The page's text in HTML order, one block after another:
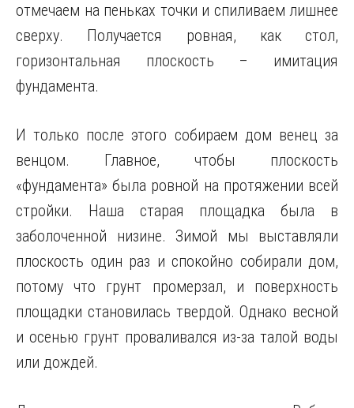
отмечаем на пеньках точки и спиливаем лишнее
сверху. Получается ровная, как стол,
горизонтальная плоскость – имитация
фундамента.
И только после этого собираем дом венец за
венцом. Главное, чтобы плоскость
«фундамента» была ровной на протяжении всей
стройки. Наша старая площадка была в
заболоченной низине. Зимой мы выставляли
плоскость один раз и спокойно собирали дом,
потому что грунт промерзал, и поверхность
площадки становилась твердой. Однако весной
и осенью грунт проваливался из-за талой воды
или дождей.